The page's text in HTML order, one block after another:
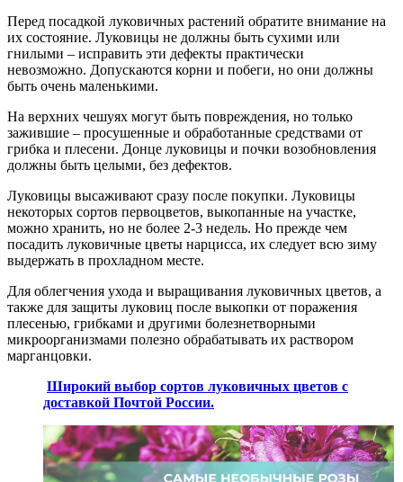
Перед посадкой луковичных растений обратите внимание на
их состояние. Луковицы не должны быть сухими или
гнилыми – исправить эти дефекты практически
невозможно. Допускаются корни и побеги, но они должны
быть очень маленькими.
На верхних чешуях могут быть повреждения, но только
зажившие – просушенные и обработанные средствами от
грибка и плесени. Донце луковицы и почки возобновления
должны быть целыми, без дефектов.
Луковицы высаживают сразу после покупки. Луковицы
некоторых сортов первоцветов, выкопанные на участке,
можно хранить, но не более 2-3 недель. Но прежде чем
посадить луковичные цветы нарцисса, их следует всю зиму
выдержать в прохладном месте.
Для облегчения ухода и выращивания луковичных цветов, а
также для защиты луковиц после выкопки от поражения
плесенью, грибками и другими болезнетворными
микроорганизмами полезно обрабатывать их раствором
марганцовки.
Широкий выбор сортов луковичных цветов с
доставкой Почтой России.